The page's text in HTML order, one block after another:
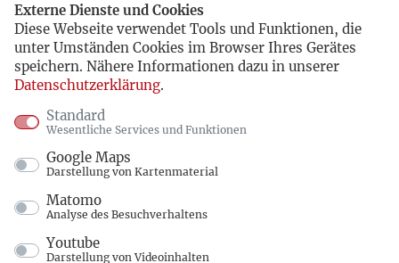
Externe Dienste und Cookies
Diese Webseite verwendet Tools und Funktionen, die
unter Umständen Cookies im Browser Ihres Gerätes
speichern. Nähere Informationen dazu in unserer
Datenschutzerklärung.
Standard
Wesentliche Services und Funktionen
Google Maps
Darstellung von Kartenmaterial
Matomo
Analyse des Besuchverhaltens
Youtube
Darstellung von Videoinhalten